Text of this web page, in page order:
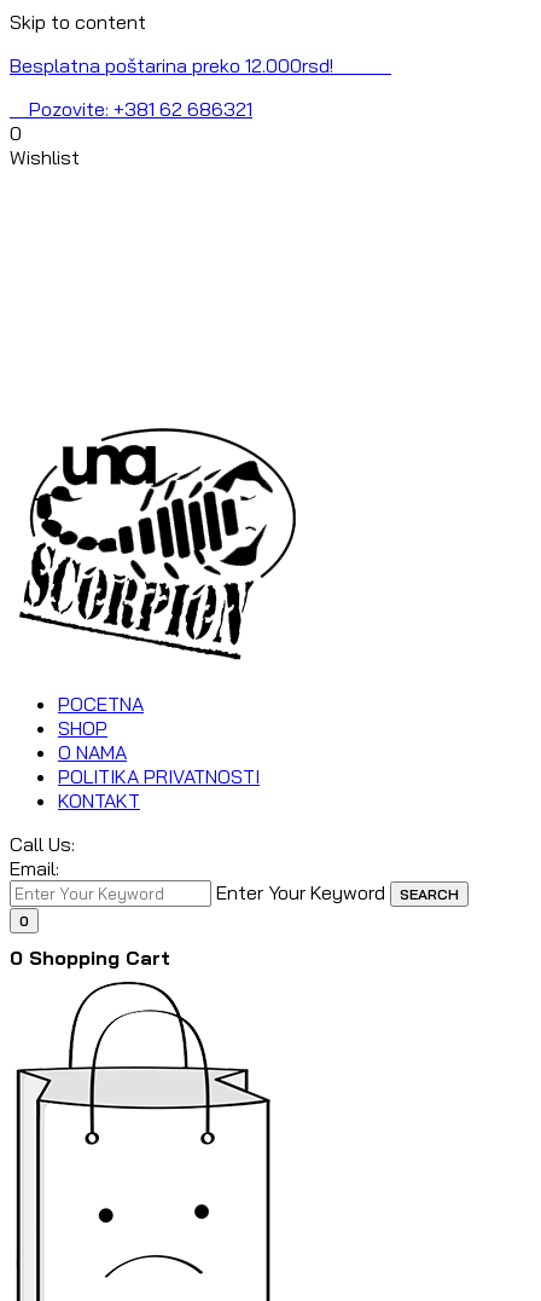
Skip to content
Besplatna poštarina preko 12.000rsd!
Pozovite: +381 62 686321
0
Wishlist
POCETNA
SHOP
O NAMA
POLITIKA PRIVATNOSTI
KONTAKT
Call Us:
Email:
Enter Your Keyword
SEARCH
0
0 Shopping Cart